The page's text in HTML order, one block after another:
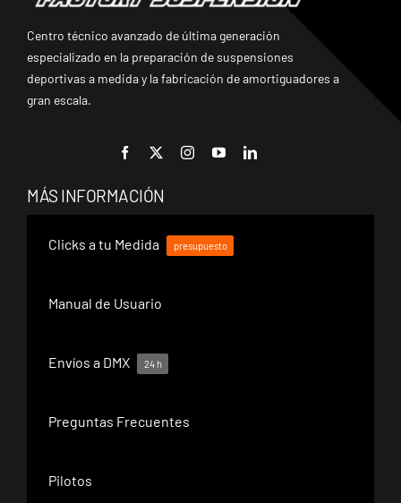
Centro técnico avanzado de última generación
especializado en la preparación de suspensiones
deportivas a medida y la fabricación de amortiguadores a
gran escala.
MÁS INFORMACIÓN
Clicks a tu Medida presupuesto
Manual de Usuario
Envíos a DMX 24 h
Preguntas Frecuentes
Pilotos